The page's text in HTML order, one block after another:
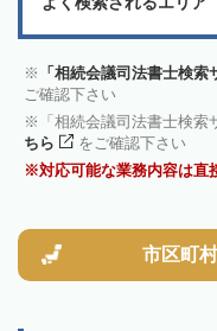
「相続会議司法書士検
ご確認下さい
「相続会議司法書士検
ちら
をご確認下さい
対応可能な業務内容は直
市区町